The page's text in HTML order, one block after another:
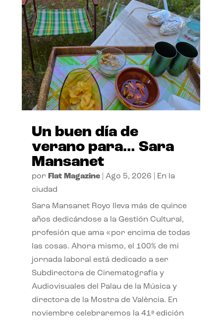
Un buen día de
verano para… Sara
Mansanet
por Flat Magazine| Ago 5, 2026
En la
ciudad
Sara Mansanet Royo lleva más de quince
años dedicándose a la Gestión Cultural,
profesión que ama «por encima de todas
las cosas. Ahora mismo, el 100% de mi
jornada laboral está dedicado a ser
Subdirectora de Cinematografía y
Audiovisuales del Palau de la Música y
directora de la Mostra de València. En
noviembre celebraremos la 41ª edición